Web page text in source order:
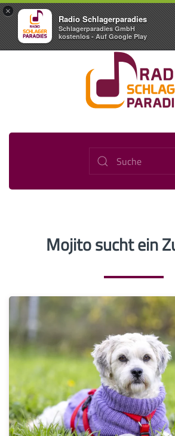
×
Radio Schlagerparadies
Schlagerparadies GmbH
kostenlos - Auf Google Play
Mojito sucht ein